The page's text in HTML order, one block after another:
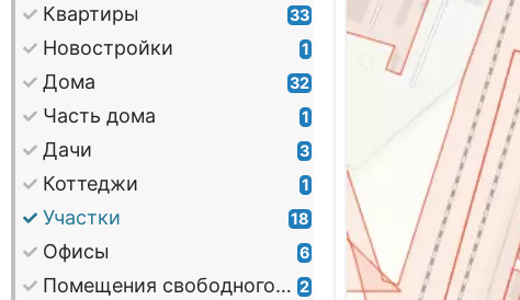
Квартиры 33
Новостройки 1
Дома 32
Часть дома 1
Дачи 3
Коттеджи 1
Участки 18
Офисы 6
Помещения свободного назначения 2